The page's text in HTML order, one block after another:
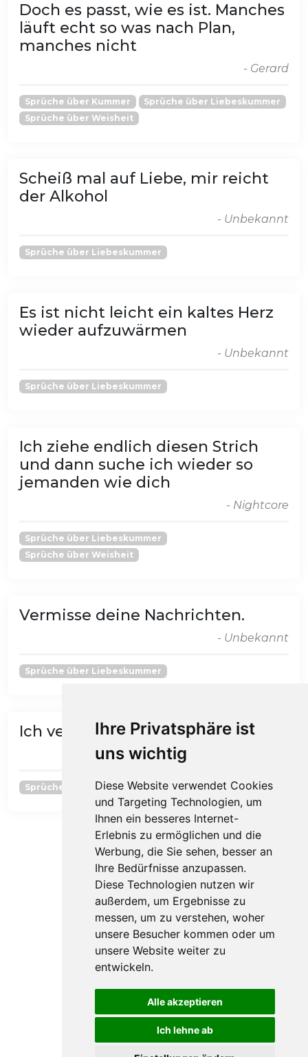
Ihre Privatsphäre ist
uns wichtig
Diese Website verwendet Cookies
und Targeting Technologien, um
Ihnen ein besseres Internet-
Erlebnis zu ermöglichen und die
Werbung, die Sie sehen, besser an
Ihre Bedürfnisse anzupassen.
Diese Technologien nutzen wir
außerdem, um Ergebnisse zu
messen, um zu verstehen, woher
unsere Besucher kommen oder um
unsere Website weiter zu
entwickeln.
Alle akzeptieren
Ich lehne ab
Doch es passt, wie es ist. Manches
läuft echt so was nach Plan,
manches nicht
- Gerard
Sprüche über Kummer
Sprüche über Liebeskummer
Sprüche über Weisheit
Scheiß mal auf Liebe, mir reicht
der Alkohol
- Unbekannt
Sprüche über Liebeskummer
Es ist nicht leicht ein kaltes Herz
wieder aufzuwärmen
- Unbekannt
Sprüche über Liebeskummer
Ich ziehe endlich diesen Strich
und dann suche ich wieder so
jemanden wie dich
- Nightcore
Sprüche über Liebeskummer
Sprüche über Weisheit
Vermisse deine Nachrichten.
- Unbekannt
Sprüche über Liebeskummer
Ich verschwinde ohne dich
Sprüche über Liebeskummer
Page navigation
Page
1 Page
2 Page
3 Page
4 Current Page
5
© 2026 - SpruchZone.de
Update cookies preferences